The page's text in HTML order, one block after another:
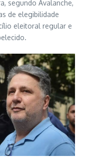
segundo Avalanche,
de elegibilidade
eleitoral regular e